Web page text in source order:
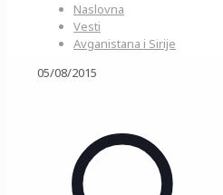
Naslovna
Vesti
Avganistana i Sirije
05/08/2015